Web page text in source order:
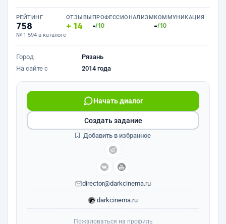
РЕЙТИНГ
758
№ 1 594 в каталоге
ОТЗЫВЫ
14
ПРОФЕССИОНАЛИЗМ
-/10
КОММУНИКАЦИЯ
-/10
Город
Рязань
На сайте с
2014 года
Начать диалог
director@darkcinema.ru
darkcinema.ru
Создать задание
Добавить в избранное
Пожаловаться на профиль